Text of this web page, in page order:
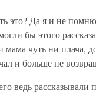
это? Да я и не
бы этого
чуть ни плача,
и больше не
ведь рассказывали